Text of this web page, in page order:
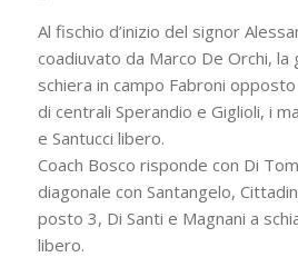
Al fischio d’inizio del signor
coadiuvato da Marco De Orchi, la
schiera in campo Fabroni
di centrali Sperandio e Giglioli, i
e Santucci libero.
Coach Bosco risponde con Di
diagonale con Santangelo,
posto 3, Di Santi e Magnani a
libero.